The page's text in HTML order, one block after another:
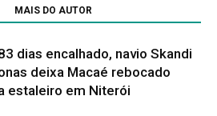
MAIS DO AUTOR
dias encalhado, navio Skandi
deixa Macaé rebocado
estaleiro em Niterói